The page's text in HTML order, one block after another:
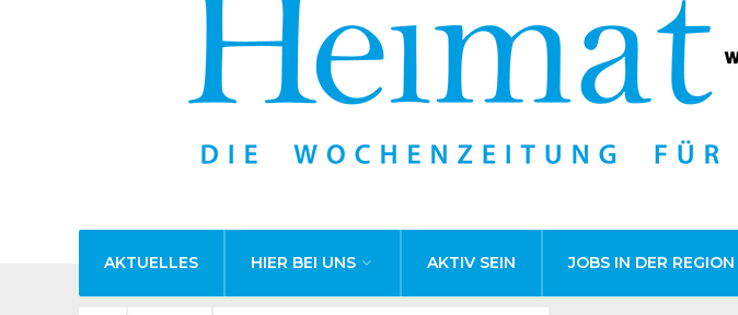
AKTUELLES HIER BEI UNS AKTIV SEIN JOBS IN DER REGION